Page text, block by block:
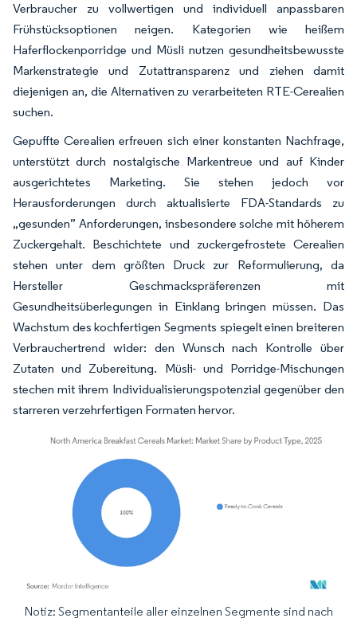
Verbraucher zu vollwertigen und individuell anpassbaren
Frühstücksoptionen neigen. Kategorien wie heißem
Haferflockenporridge und Müsli nutzen gesundheitsbewusste
Markenstrategie und Zutattransparenz und ziehen damit
diejenigen an, die Alternativen zu verarbeiteten RTE-Cerealien
suchen.
Gepuffte Cerealien erfreuen sich einer konstanten Nachfrage,
unterstützt durch nostalgische Markentreue und auf Kinder
ausgerichtetes Marketing. Sie stehen jedoch vor
Herausforderungen durch aktualisierte FDA-Standards zu
„gesunden” Anforderungen, insbesondere solche mit höherem
Zuckergehalt. Beschichtete und zuckergefrostete Cerealien
stehen unter dem größten Druck zur Reformulierung, da
Hersteller Geschmackspräferenzen mit
Gesundheitsüberlegungen in Einklang bringen müssen. Das
Wachstum des kochfertigen Segments spiegelt einen breiteren
Verbrauchertrend wider: den Wunsch nach Kontrolle über
Zutaten und Zubereitung. Müsli- und Porridge-Mischungen
stechen mit ihrem Individualisierungspotenzial gegenüber den
starreren verzehrfertigen Formaten hervor.
Notiz: Segmentanteile aller einzelnen Segmente sind nach